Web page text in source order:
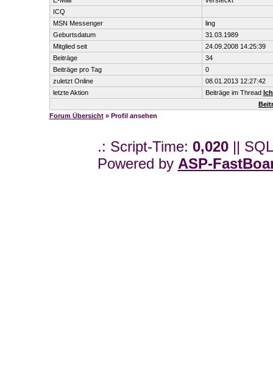
ICQ
MSN Messenger
ling
Geburtsdatum
31.03.1989
Mitglied seit
24.09.2008 14:25:39
Beiträge
34
Beiträge pro Tag
0
zuletzt Online
08.01.2013 12:27:42
letzte Aktion
Beiträge im Thread
Forum Übersicht» Profil ansehen
.: Script-Time: 0,020||
Powered by ASP-